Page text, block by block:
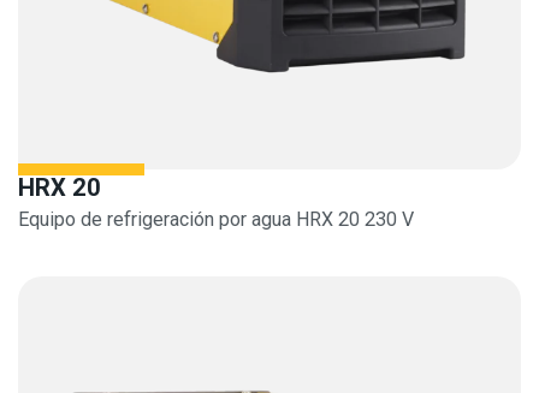
HRX 20
Equipo de refrigeración por agua HRX 20 230 V